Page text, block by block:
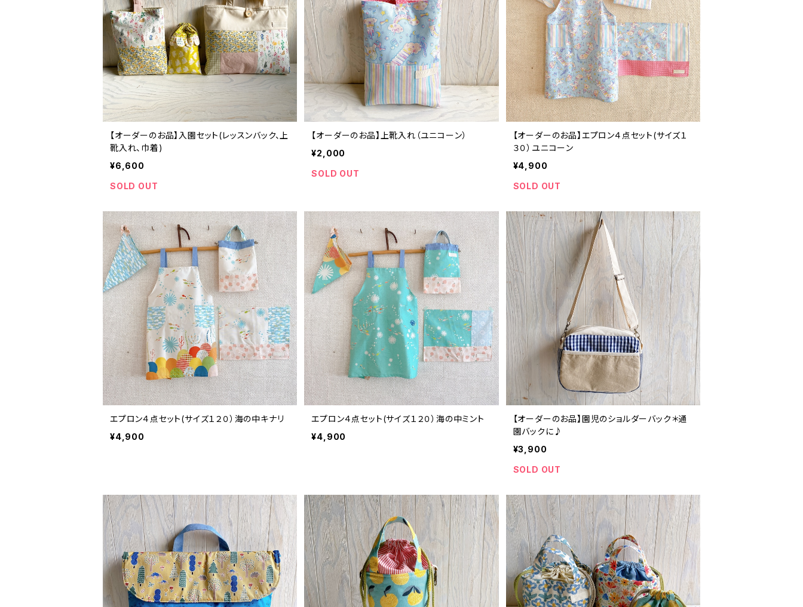
【オーダーのお品】入園セット(レッスンバック、上
靴入れ、巾着)
¥6,600
SOLD OUT
【オーダーのお品】上靴入れ（ユニコーン）
¥2,000
SOLD OUT
【オーダーのお品】エプロン４点セット(サイズ１
３０）ユニコーン
¥4,900
SOLD OUT
エプロン４点セット(サイズ１２０）海の中キナリ
¥4,900
エプロン４点セット(サイズ１２０）海の中ミント
¥4,900
【オーダーのお品】園児のショルダーバック＊通
園バックに♪
¥3,900
SOLD OUT